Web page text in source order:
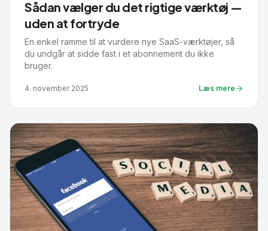
Sådan vælger du det rigtige værktøj —
uden at fortryde
En enkel ramme til at vurdere nye SaaS-værktøjer, så
du undgår at sidde fast i et abonnement du ikke
bruger.
4. november 2025 Læs mere